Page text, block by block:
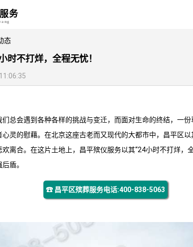
务
态
时不打烊，全程无忧！
总会遇到各种各样的挑战与变迁，而面对生命的终结，一
灵的慰藉。在北京这座古老而又现代的大都市中，昌平区
离合。在这片土地上， 昌平殡仪服务以其“24小时不打烊，
盾。
☎ 昌平区殡葬服务电话:400-838-5063